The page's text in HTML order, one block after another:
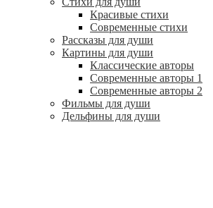
Красивые стихи
Современные стихи
Рассказы для души
Картины для души
Классические авторы
Современные авторы 1
Современные авторы 2
Фильмы для души
Дельфины для души